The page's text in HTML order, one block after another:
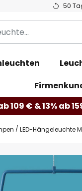
50
109 € & 13% ab
LED-Hängeleuchte